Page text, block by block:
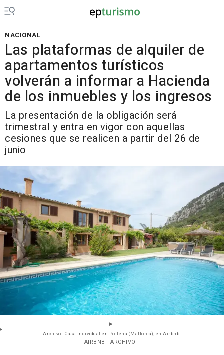
NACIONAL
Las plataformas de alquiler de
apartamentos turísticos
volverán a informar a Hacienda
de los inmuebles y los ingresos
La presentación de la obligación será
trimestral y entra en vigor con aquellas
cesiones que se realicen a partir del 26 de
junio
Archivo - Casa individual en Pollena (Mallorca), en Airbnb.
- AIRBNB - ARCHIVO